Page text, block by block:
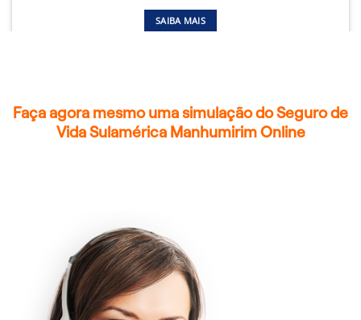
SAIBA MAIS
Faça agora mesmo uma simulação do Seguro de
Vida Sulamérica Manhumirim Online